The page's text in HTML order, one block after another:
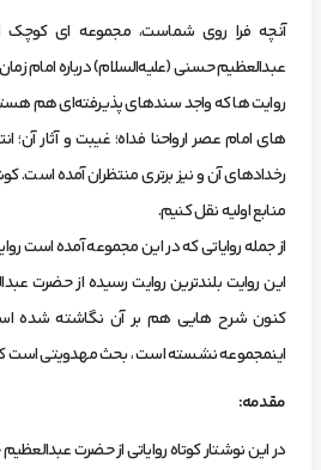
آنچه فرا روي شماست، مجموعه اي
عبدالعظيم حسني (عليه‌السلا‌م) درباره امام
روايت ها كه واجد سندهاي پذيرفته‌اي هم
‌هاي امام عصر ارواحنا فداه؛ غيبت و آثار
رخدادهاي آن و نيز برتري منتظران آمده است.
منابع اوليه نقل كنيم.
از جمله رواياتي كه در اين مجموعه آمده
اين روايت بلندترين روايت رسيده از حضرت
كنون شرح هايي هم بر آن نگاشته شده
اينمجموعه نشسته است ، بحث مهدويتي است
مقدمه:
‌در اين‌ نوشتار كوتاه‌ رواياتي‌ از حضرت‌